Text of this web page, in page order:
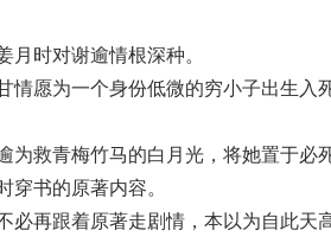
月时对谢逾情根深种。
情愿为一个身份低微的穷小子出生入
为救青梅竹马的白月光，将她置于必
书的原著内容。
必再跟着原著走剧情，本以为自此天